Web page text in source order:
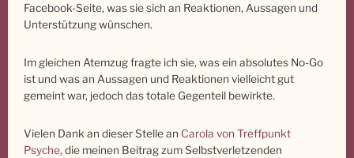
Facebook-Seite, was sie sich an Reaktionen, Aussagen und
Unterstützung wünschen.
Im gleichen Atemzug fragte ich sie, was ein absolutes No-Go
ist und was an Aussagen und Reaktionen vielleicht gut
gemeint war, jedoch das totale Gegenteil bewirkte.
Vielen Dank an dieser Stelle an Carola von Treffpunkt
Psyche, die meinen Beitrag zum Selbstverletzenden